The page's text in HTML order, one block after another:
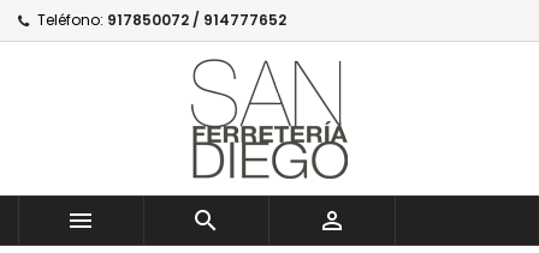
Teléfono: 917850072 / 914777652
  